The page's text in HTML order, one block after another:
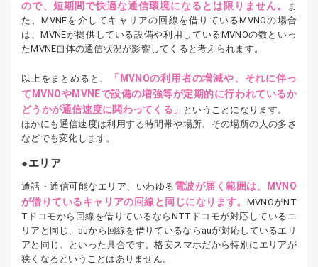
ので、短期間で快適な通信環境になるとは限りません。
ま
た、MVNEを介してキャリアの回線を借りているMVNOの場合
は、MVNEが提供している設備や利用しているMVNOの数といっ
たMVNE自体の通信状況が影響してくると考えられます。
以上をまとめると、
「MVNOの利用者の増減や、それに伴っ
てMVNOやMVNEで設備の増強等が定期的に行われているか
どうかが通信速度に関わってくる」 ということになります。
ほかにも通信速度は利用する時間帯や場所、その場所の人の多さ
などでも変化します。
エリア
通話・通信可能なエリア、いわゆる 電波が届く範囲は、MVNO
が借りているキャリアの回線と同じになります。 MVNOがNT
Tドコモから回線を借りているならNTTドコモが対応しているエ
リアと同じ、auから回線を借りているならauが対応しているエリ
アと同じ、といった具合です。格安スマホだから特別にエリアが
狭くなるということはありません。